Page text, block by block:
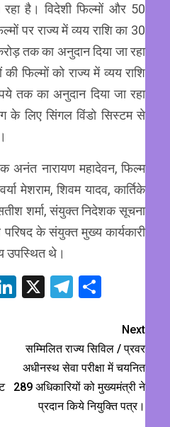
है। विदेशी फिल्मों और 50
पर राज्य में व्यय राशि का 30
तक का अनुदान दिया जा रहा
फिल्मों को राज्य में व्यय राशि
तक का अनुदान दिया जा रहा
के लिए सिंगल विंडो सिस्टम से
अनंत नारायण महादेवन, फिल्म
मेशराम, शिवम यादव, कार्तिके
शर्मा, संयुक्त निदेशक सूचना
के संयुक्त मुख्य कार्यकारी
उपस्थित थे।
LinkedIn
X Telegram
Next
सम्मिलित राज्य सिविल / प्रवर
अधीनस्थ सेवा परीक्षा में चयनित
289 अधिकारियों को मुख्यमंत्री ने
प्रदान किये नियुक्ति पत्र।